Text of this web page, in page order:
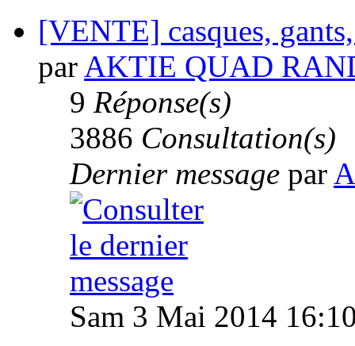
[VENTE] casques,
par AKTIE QUAD
9 Réponse(s)
3886 Consultation(s)
Dernier message par
Sam 3 Mai 2014